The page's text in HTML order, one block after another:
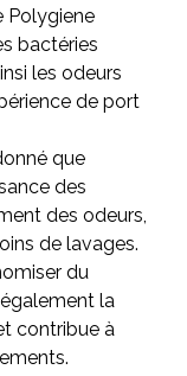
Polygiene
bactéries
les odeurs
de port
que
des
des odeurs,
de lavages.
du
la
contribue à